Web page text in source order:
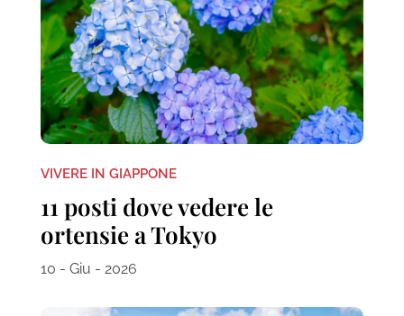
VIVERE IN GIAPPONE
11 posti dove vedere le
ortensie a Tokyo
10 - Giu - 2026